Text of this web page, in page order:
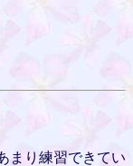
まり練習できてい